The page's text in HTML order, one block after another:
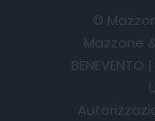
©
Mazzone